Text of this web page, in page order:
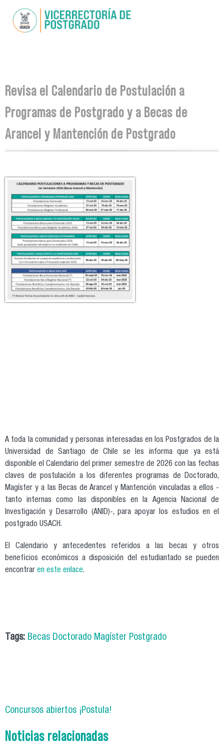
contenido
Se encuentra usted aquí
Revisa el Calendario de Postulación a
Programas de Postgrado y a Becas de
Arancel y Mantención de Postgrado
A toda la comunidad y personas interesadas en los Postgrados de la
Universidad de Santiago de Chile se les informa que ya está
disponible el Calendario del primer semestre de 2026 con las fechas
claves de postulación a los diferentes programas de Doctorado,
Magíster y a las Becas de Arancel y Mantención vinculadas a ellos -
tanto internas como las disponibles en la Agencia Nacional de
Investigación y Desarrollo (ANID)-, para apoyar los estudios en el
postgrado USACH.
El Calendario y antecedentes referidos a las becas y otros
beneficios económicos a disposición del estudiantado se pueden
encontrar en este enlace.
Tags: Becas Doctorado Magíster Postgrado
Concursos abiertos ¡Postula!
Noticias relacionadas